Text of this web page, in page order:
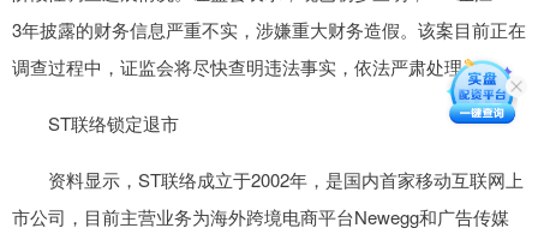
3年披露的财务信息严重不实，涉嫌重大财务造假。该案目前正在
调查过程中，证监会将尽快查明违法事实，依法严肃处理。
ST联络锁定退市
资料显示，ST联络成立于2002年，是国内首家移动互联网上
市公司，目前主营业务为海外跨境电商平台Newegg和广告传媒